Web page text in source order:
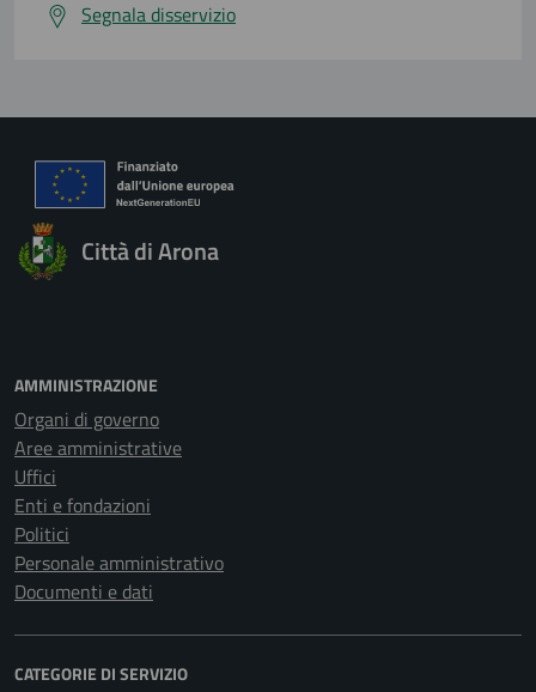
Segnala disservizio
Città di Arona
AMMINISTRAZIONE
Organi di governo
Aree amministrative
Uffici
Enti e fondazioni
Politici
Personale amministrativo
Documenti e dati
CATEGORIE DI SERVIZIO